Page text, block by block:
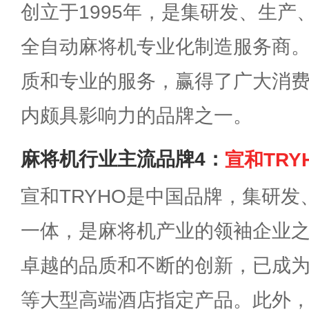
创立于1995年，是集研发、生产
全自动麻将机专业化制造服务商
质和专业的服务，赢得了广大消
内颇具影响力的品牌之一。
麻将机行业主流品牌4： 宣和
宣和TRYHO是中国品牌，集研发
一体，是麻将机产业的领袖企业
卓越的品质和不断的创新，已成
等大型高端酒店指定产品。此外